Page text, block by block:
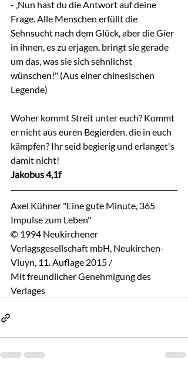
- ‚Nun hast du die Antwort auf deine
Frage. Alle Menschen erfüllt die
Sehnsucht nach dem Glück, aber die Gier
in ihnen, es zu erjagen, bringt sie gerade
um das, was sie sich sehnlichst
wünschen!" (Aus einer chinesischen
Legende)
Woher kommt Streit unter euch? Kommt
er nicht aus euren Begierden, die in euch
kämpfen? Ihr seid begierig und erlanget's
damit nicht!
Jakobus 4,1f
Axel Kühner "Eine gute Minute, 365
Impulse zum Leben"
© 1994 Neukirchener
Verlagsgesellschaft mbH, Neukirchen-
Vluyn, 11. Auflage 2015 /
Mit freundlicher Genehmigung des
Verlages